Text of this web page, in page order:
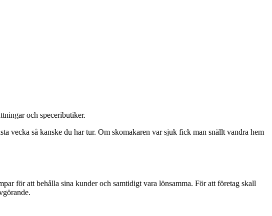
och speceributiker.
vecka så kanske du har tur. Om skomakaren var sjuk fick man snällt vandra hem
för att behålla sina kunder och samtidigt vara lönsamma. För att företag skall